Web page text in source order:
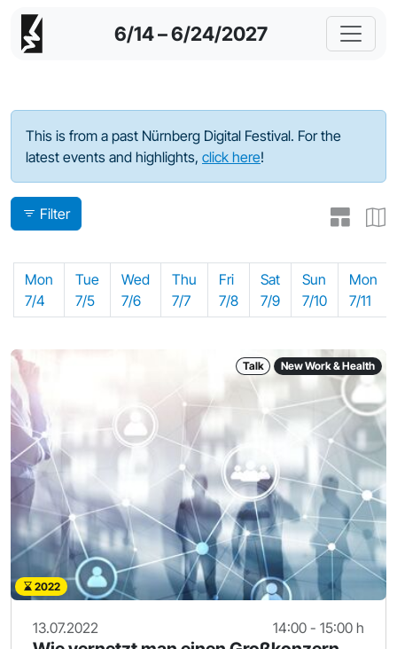
6/14 – 6/24/2027
Program - 2022
This is from a past Nürnberg Digital Festival. For the
latest events and highlights, click here!
Filter
Mon
7/4
Tue
7/5
Wed
7/6
Thu
7/7
Fri
7/8
Sat
7/9
Sun
7/10
Mon
7/11
Talk New Work & Health
2022
13.07.2022 14:00 - 15:00 h